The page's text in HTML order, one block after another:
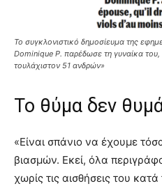
To συγκλονιστικό δημοσίευμα της
Dominique P. παρέδωσε τη γυναίκα
τουλάχιστον 51 ανδρών»
Το θύμα δεν
«Είναι σπάνιο να έχουμε
βιασμών. Εκεί, όλα
χωρίς τις αισθήσεις του